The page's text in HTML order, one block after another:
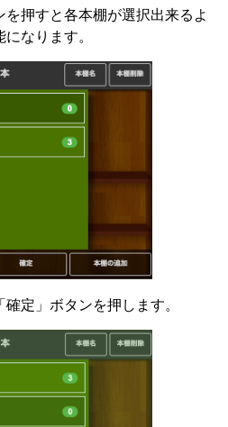
を押すと各本棚が選択出来るよ
なります。
定」ボタンを押します。